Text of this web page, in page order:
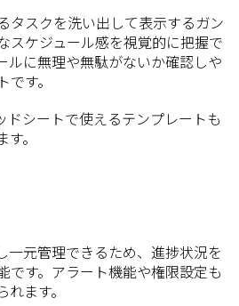
タスクを洗い出して表示するガン
スケジュール感を視覚的に把握で
ルに無理や無駄がないか確認しや
す。
シートで使えるテンプレートも
。
一元管理できるため、進捗状況を
です。アラート機能や権限設定も
ます。